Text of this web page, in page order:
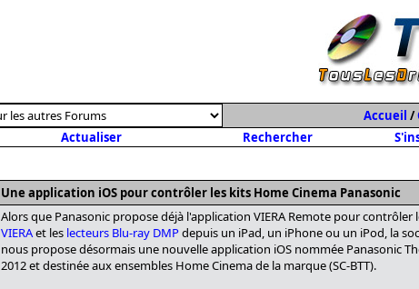
Accueil /
Actualiser Rechercher
Une application iOS pour contrôler les kits Home Cinema Panasonic
Alors que Panasonic propose déjà l'application VIERA Remote pour contrôler
VIERAet les lecteurs Blu-ray DMPdepuis un iPad, un iPhone ou un iPod, la
nous propose désormais une nouvelle application iOS nommée Panasonic
2012 et destinée aux ensembles Home Cinema de la marque (SC-BTT).